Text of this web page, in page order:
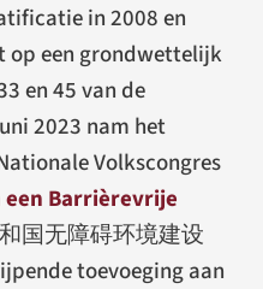
in 2008 en
op een grondwettelijk
en 45 van de
2023 nam het
Volkscongres
een Barrièrevrije
国无障碍环境建设
toevoeging aan